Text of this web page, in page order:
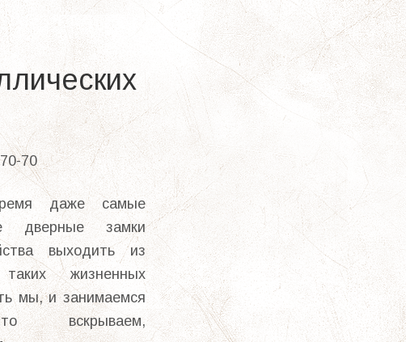
70
даже самые
дверные замки
выходить из
жизненных
мы, и занимаемся
вскрываем,